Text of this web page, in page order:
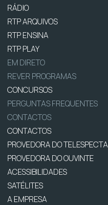
RÁDIO
RTP ARQUIVOS
RTP ENSINA
RTP PLAY
EM DIRETO
REVER PROGRAMAS
CONCURSOS
PERGUNTAS FREQUENTES
CONTACTOS
CONTACTOS
PROVEDORA DO
PROVEDORA DO OUVINTE
ACESSIBILIDADES
SATÉLITES
A EMPRESA